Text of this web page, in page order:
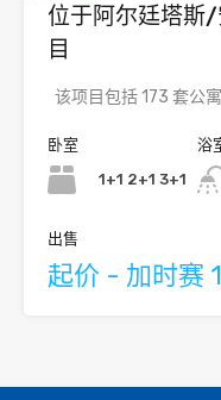
位于阿尔廷塔斯
目
该项目包括 173 套公
卧室
1+1 2+1 3+1
浴
出售
起价 - 加时赛